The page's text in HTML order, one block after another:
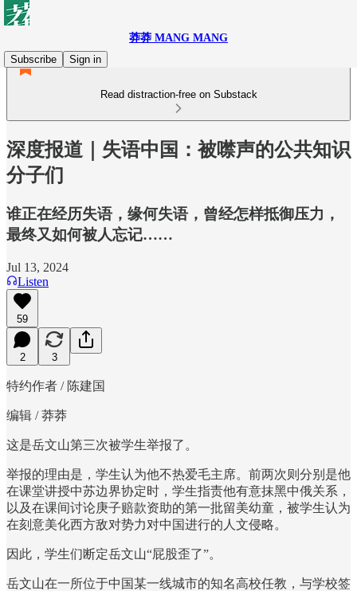
莽莽 MANG MANG
Subscribe
Sign in
Read distraction-free on Substack
深度报道｜失语中国：被噤声的公共知识
分子们
谁正在经历失语，缘何失语，曾经怎样抵御压力，
最终又如何被人忘记……
Jul 13, 2024
Listen
59
2 3
特约作者 / 陈建国
编辑 / 莽莽
这是岳文山第三次被学生举报了。
举报的理由是，学生认为他不热爱毛主席。前两次则分别是他
在课堂讲授中苏边界协定时，学生指责他有意抹黑中俄关系，
以及在课间讨论庚子赔款资助的第一批留美幼童，被学生认为
在刻意美化西方敌对势力对中国进行的人文侵略。
因此，学生们断定岳文山“屁股歪了”。
岳文山在一所位于中国某一线城市的知名高校任教，与学校签